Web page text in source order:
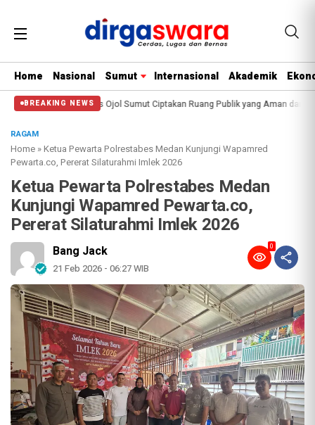
Home Nasional Sumut Internasional Akademik
BREAKING NEWS
Sinergitas Ojol Sumut Ciptakan Ruang Publik yang Aman dan Kondusif
RAGAM
Home »Ketua Pewarta Polrestabes Medan Kunjungi Wapamred
Pewarta.co, Pererat Silaturahmi Imlek 2026
Ketua Pewarta Polrestabes Medan
Kunjungi Wapamred Pewarta.co,
Pererat Silaturahmi Imlek 2026
Bang Jack
21 Feb 2026 - 06:27 WIB
0